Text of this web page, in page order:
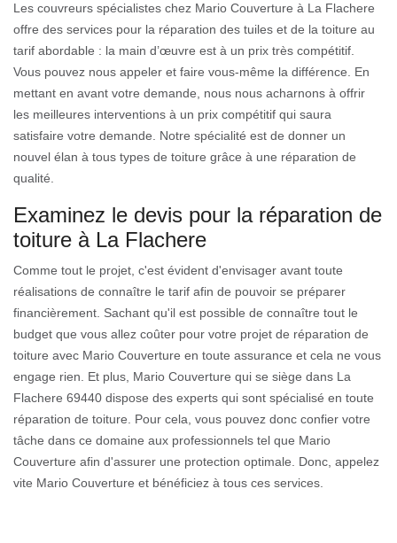
Les couvreurs spécialistes chez Mario Couverture à La Flachere
offre des services pour la réparation des tuiles et de la toiture au
tarif abordable : la main d’œuvre est à un prix très compétitif.
Vous pouvez nous appeler et faire vous-même la différence. En
mettant en avant votre demande, nous nous acharnons à offrir
les meilleures interventions à un prix compétitif qui saura
satisfaire votre demande. Notre spécialité est de donner un
nouvel élan à tous types de toiture grâce à une réparation de
qualité.
Examinez le devis pour la réparation de
toiture à La Flachere
Comme tout le projet, c'est évident d'envisager avant toute
réalisations de connaître le tarif afin de pouvoir se préparer
financièrement. Sachant qu'il est possible de connaître tout le
budget que vous allez coûter pour votre projet de réparation de
toiture avec Mario Couverture en toute assurance et cela ne vous
engage rien. Et plus, Mario Couverture qui se siège dans La
Flachere 69440 dispose des experts qui sont spécialisé en toute
réparation de toiture. Pour cela, vous pouvez donc confier votre
tâche dans ce domaine aux professionnels tel que Mario
Couverture afin d'assurer une protection optimale. Donc, appelez
vite Mario Couverture et bénéficiez à tous ces services.